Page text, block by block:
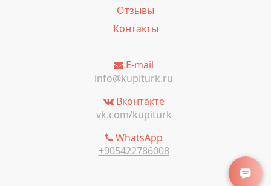
Отзывы
Контакты
E-mail
info@kupiturk.ru
Вконтакте
vk.com/kupiturk
WhatsApp
+905422786008